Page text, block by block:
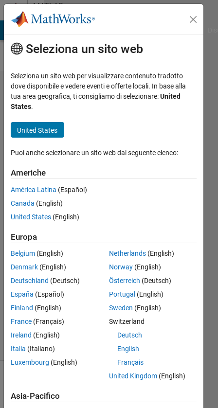
Vai al contenutoMATLAB
Answers
how
make
for
model
Arwa
3 Giu
2023
Risposte
accettata
Aggiornato
30 Ott
27
Visualizzazioni
(30 giorni)
Seleziona un sito web
Seleziona un sito web per visualizzare contenuto tradotto
dove disponibile e vedere eventi e offerte locali. In base alla
tua area geografica, ti consigliamo di selezionare:United
States.
United States
Puoi anche selezionare un sito web dal seguente elenco:
Americhe
América Latina (Español)
Canada (English)
United States (English)
Europa
Belgium (English)
Denmark (English)
Deutschland (Deutsch)
España (Español)
Finland (English)
France (Français)
Ireland (English)
Italia (Italiano)
Luxembourg (English)
Netherlands(English)
Norway(English)
Österreich (Deutsch)
Portugal (English)
Sweden (English)
Switzerland
Deutsch
English
Français
United Kingdom(English)
Asia-Pacifico